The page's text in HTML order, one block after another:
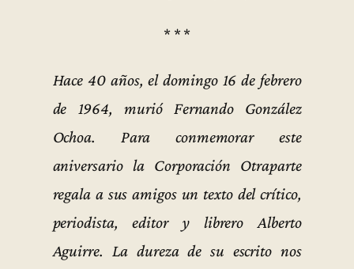
* * *
Hace 40 años, el domingo 16 de febrero
de 1964, murió Fernando González
Ochoa. Para conmemorar este
aniversario la Corporación Otraparte
regala a sus amigos un texto del crítico,
periodista, editor y librero Alberto
Aguirre. La dureza de su escrito nos